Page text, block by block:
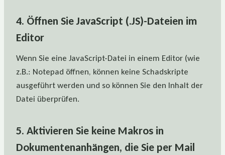
4. Öffnen Sie JavaScript (.JS)-Dateien im
Editor
Wenn Sie eine JavaScript-Datei in einem Editor (wie
z.B.: Notepad öffnen, können keine Schadskripte
ausgeführt werden und so können Sie den Inhalt der
Datei überprüfen.
5. Aktivieren Sie keine Makros in
Dokumentenanhängen, die Sie per Mail